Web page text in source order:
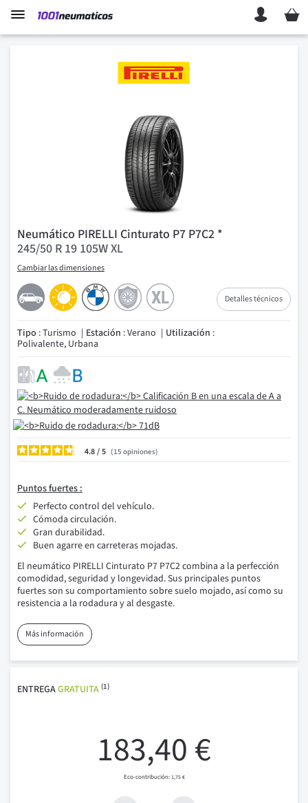
Mi
Neumático PIRELLI Cinturato P7 P7C2 *
245/50 R 19 105W XL
Cambiar las dimensiones
Detalles técnicos
Tipo : Turismo Estación : Verano Utilización :
Polivalente, Urbana
4.8/ 15 opiniones
Puntos fuertes :
Perfecto control del vehículo.
Cómoda circulación.
Gran durabilidad.
Buen agarre en carreteras mojadas.
El neumático PIRELLI Cinturato P7 P7C2 combina a la perfección
comodidad, seguridad y longevidad. Sus principales puntos
fuertes son su comportamiento sobre suelo mojado, así como su
resistencia a la rodadura y al desgaste.
Más información
ENTREGAGRATUITA (1)
183,40 €
1,75 €